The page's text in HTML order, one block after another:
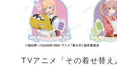
TVアニメ「その着せ替え